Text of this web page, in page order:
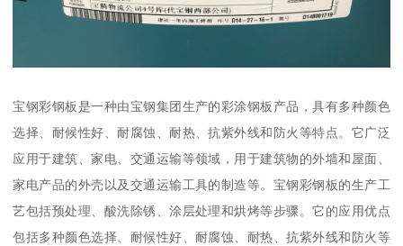
宝钢彩钢板是一种由宝钢集团生产的彩涂钢板产品，具有多种颜色
选择、耐候性好、耐腐蚀、耐热、抗紫外线和防火等特点。它广泛
应用于建筑、家电、交通运输等领域，用于建筑物的外墙和屋面、
家电产品的外壳以及交通运输工具的制造等。宝钢彩钢板的生产工
艺包括预处理、酸洗除锈、涂层处理和烘烤等步骤。它的应用优点
包括多种颜色选择、耐候性好、耐腐蚀、耐热、抗紫外线和防火等